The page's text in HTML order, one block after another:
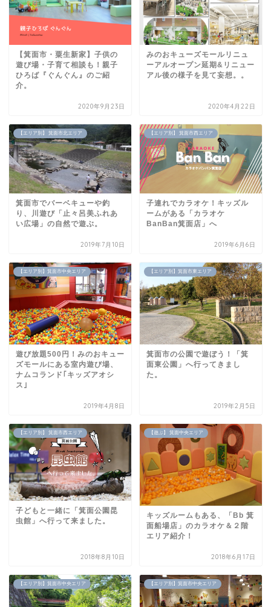
【箕面市・粟生新家】子供の
遊び場・子育て相談も！親子
ひろば『ぐんぐん』のご紹
介。
2020年9月23日
みのおキューズモールリニュ
ーアルオープン延期&リニュー
アル後の様子を見て妄想。。
2020年4月22日
【エリア別】 箕面市北エリア
箕面市でバーベキューや釣
り、川遊び「止々呂美ふれあ
い広場」の自然で遊ぶ。
2019年7月10日
【エリア別】 箕面市西エリア
子連れでカラオケ！キッズル
ームがある「カラオケ
BanBan箕面店」へ
2019年6月6日
【エリア別】箕面市中央エリア
遊び放題500円！みのおキュー
ズモールにある室内遊び場、
ナムコランド｢キッズアオシ
ス｣
2019年4月8日
【エリア別】箕面市東エリア
箕面市の公園で遊ぼう！「箕
面東公園」へ行ってきまし
た。
2019年2月5日
【エリア別】 箕面市西エリア
子どもと一緒に「箕面公園昆
虫館」へ行って来ました。
2018年8月10日
【遊ぶ】 箕面中央エリア
キッズルームもある、「Bb 箕
面船場店」のカラオケ＆２階
エリア紹介！
2018年6月17日
【エリア別】箕面市中央エリア 【エリア別】箕面市中央エリア